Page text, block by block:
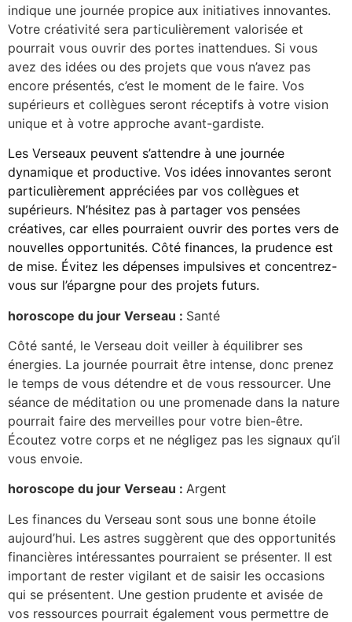
indique une journée propice aux initiatives innovantes.
Votre créativité sera particulièrement valorisée et
pourrait vous ouvrir des portes inattendues. Si vous
avez des idées ou des projets que vous n’avez pas
encore présentés, c’est le moment de le faire. Vos
supérieurs et collègues seront réceptifs à votre vision
unique et à votre approche avant-gardiste.
Les Verseaux peuvent s’attendre à une journée
dynamique et productive. Vos idées innovantes seront
particulièrement appréciées par vos collègues et
supérieurs. N’hésitez pas à partager vos pensées
créatives, car elles pourraient ouvrir des portes vers de
nouvelles opportunités. Côté finances, la prudence est
de mise. Évitez les dépenses impulsives et concentrez-
vous sur l’épargne pour des projets futurs.
horoscope du jour Verseau : Santé
Côté santé, le Verseau doit veiller à équilibrer ses
énergies. La journée pourrait être intense, donc prenez
le temps de vous détendre et de vous ressourcer. Une
séance de méditation ou une promenade dans la nature
pourrait faire des merveilles pour votre bien-être.
Écoutez votre corps et ne négligez pas les signaux qu’il
vous envoie.
horoscope du jour Verseau : Argent
Les finances du Verseau sont sous une bonne étoile
aujourd’hui. Les astres suggèrent que des opportunités
financières intéressantes pourraient se présenter. Il est
important de rester vigilant et de saisir les occasions
qui se présentent. Une gestion prudente et avisée de
vos ressources pourrait également vous permettre de